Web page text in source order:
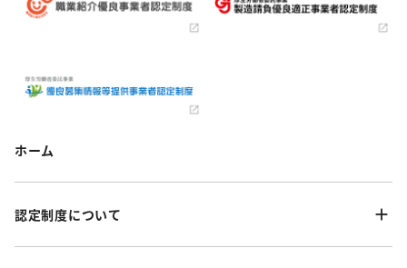
ホーム
認定制度について